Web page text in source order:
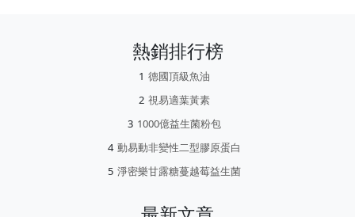
熱銷排行榜
德國頂級魚油
視易適葉黃素
1000億益生菌粉包
動易動非變性二型膠原蛋白
淨密樂甘露糖蔓越莓益生菌